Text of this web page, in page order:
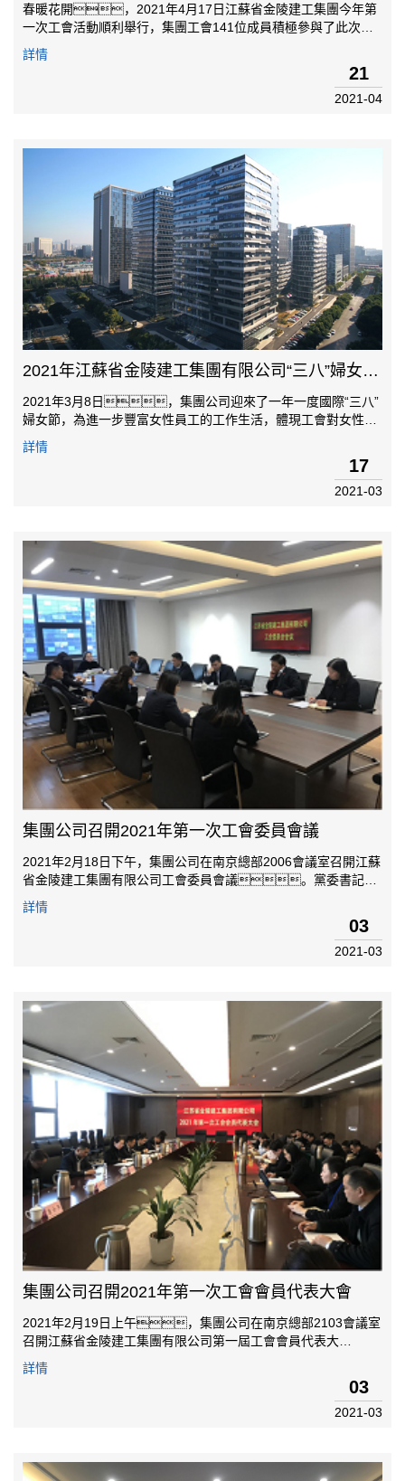
春暖花開，2021年4月17日江蘇省金陵建工集團今年第
一次工會活動順利舉行，集團工會141位成員積極參與了此次活
動。第一站參觀了位于揚州市儀征棗林灣的世博園。在做
好各項防疫措施后，由組長帶隊，乘坐觀光車開啟了世博園之
詳情
21
2021-04
2021年江蘇省金陵建工集團有限公司“三八”婦女節活動
2021年3月8日，集團公司迎來了一年一度國際“三八”
婦女節，為進一步豐富女性員工的工作生活，體現工會對女性的
關愛和尊重彰顯人文關懷，讓集團公司的全體女性員工輕松、快
樂地度過“三八”婦女節，工會組織了一系列活動，中午工
詳情
17
2021-03
集團公司召開2021年第一次工會委員會議
2021年2月18日下午，集團公司在南京總部2006會議室召開江蘇
省金陵建工集團有限公司工會委員會議。黨委書記封
昌青同志、工會主席王敏捷同志、經費審查委員會主
任孔令勇同志、女職工委員會主任徐佳同志，工會委員孫元
詳情
03
2021-03
集團公司召開2021年第一次工會會員代表大會
2021年2月19日上午，集團公司在南京總部2103會議室
召開江蘇省金陵建工集團有限公司第一屆工會會員代表大
會。黨委書記封昌青同志、工會主席王敏捷同志及所
有會員代表參加會議。會議由工會主席王敏捷同志主
詳情
03
2021-03